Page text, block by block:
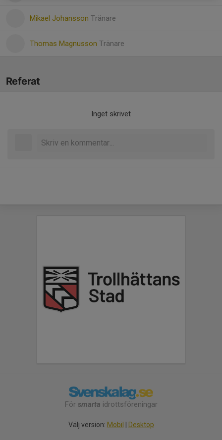
Mikael Johansson Tränare
Thomas Magnusson Tränare
Referat
Inget skrivet
För smarta idrottsföreningar
Välj version: Mobil Desktop